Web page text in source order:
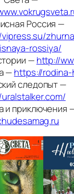
Россия —
rossiya/
—http://
—https://
следопыт —
и приключения